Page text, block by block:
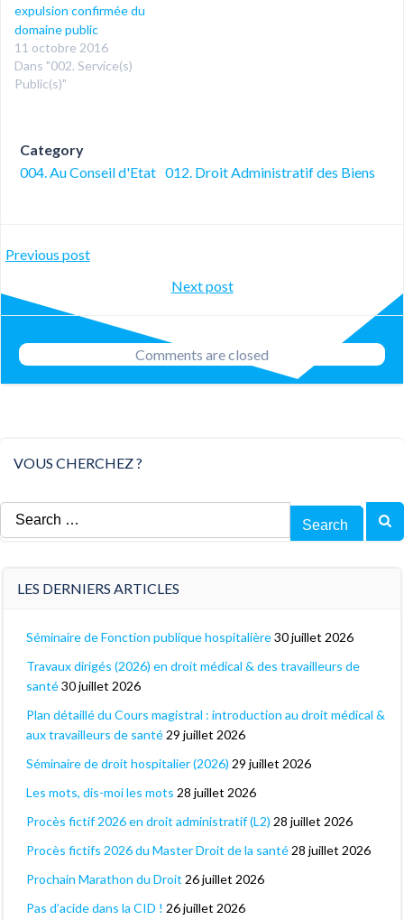
expulsion confirmée du
domaine public
11 octobre 2016
Dans "002. Service(s)
Public(s)"
Category
004. Au Conseil d'Etat 012. Droit Administratif des Biens
Post
navigation
Previous post
Post
navigation
Next post
Comments are closed
VOUS CHERCHEZ ?
Search
for:
LES DERNIERS ARTICLES
Séminaire de Fonction publique hospitalière30 juillet 2026
Travaux dirigés (2026) en droit médical & des travailleurs de
santé30 juillet 2026
Plan détaillé du Cours magistral : introduction au droit médical &
aux travailleurs de santé 29 juillet 2026
Séminaire de droit hospitalier (2026) 29 juillet 2026
Les mots, dis-moi les mots 28 juillet 2026
Procès fictif 2026 en droit administratif (L2) 28 juillet 2026
Procès fictifs 2026 du Master Droit de la santé 28 juillet 2026
Prochain Marathon du Droit 26 juillet 2026
Pas d’acide dans la CID ! 26 juillet 2026